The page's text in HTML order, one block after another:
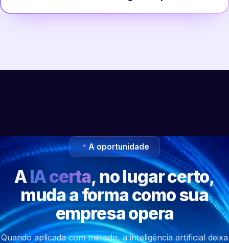
A oportunidade
AIA certa, no lugar certo,
muda a forma como sua
empresa opera
Quando aplicada com método, a inteligência artificial deixa